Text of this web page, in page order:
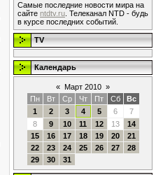
Самые последние новости мира на
сайте ntdtv.ru . Телеканал NTD - будь
в курсе последних событий.
TV
Календарь
« Март 2010 »
Пн
Вт Ср Чт Пт Сб
Вс
1
2 3 4 5 6
7
8
9 10 11 12 13
14
15
16 17 18 19 20
21
22
23 24 25 26 27
28
29
30 31